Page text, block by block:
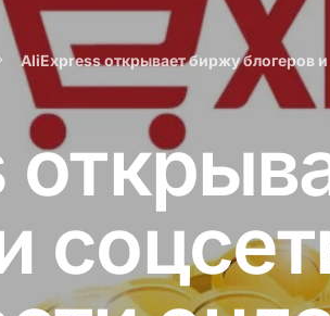
AliExpress открывает биржу блогеров